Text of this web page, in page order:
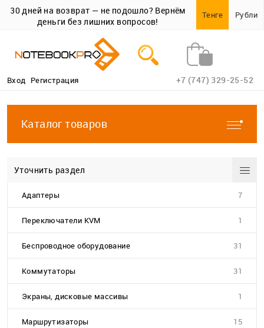
30 дней на возврат — не подошло? Вернём
деньги без лишних вопросов!
Тенге Рубли
Вход Регистрация +7 (747) 329-25-52
Каталог товаров
Уточнить раздел
Адаптеры 7
Переключатели KVM 1
Беспроводное оборудование 31
Коммутаторы 31
Экраны, дисковые массивы 1
Маршрутизаторы 15